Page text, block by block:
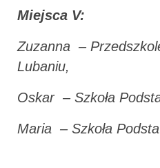
Miejsca V:
Zuzanna –
Lubaniu,
Oskar – Szkoła
Maria – Szkoła